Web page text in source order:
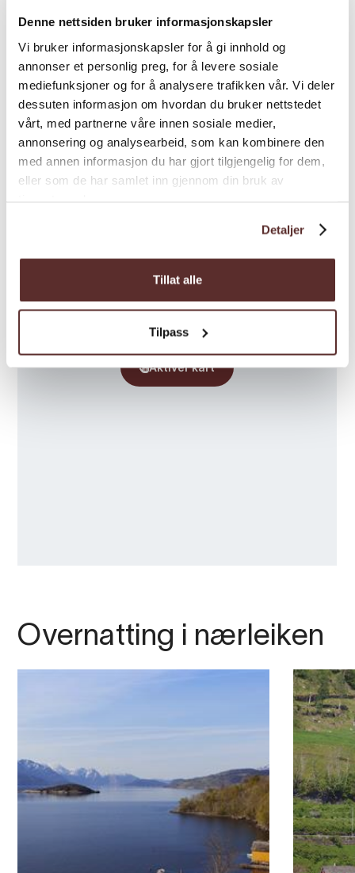
Denne nettsiden bruker informasjonskapsler
Vi bruker informasjonskapsler for å gi innhold og
annonser et personlig preg, for å levere sosiale
mediefunksjoner og for å analysere trafikken vår. Vi deler
dessuten informasjon om hvordan du bruker nettstedet
vårt, med partnerne våre innen sosiale medier,
annonsering og analysearbeid, som kan kombinere den
med annen informasjon du har gjort tilgjengelig for dem,
eller som de har samlet inn gjennom din bruk av
Detaljer
Tillat alle
Tilpass
Kart
Overnatting i nærleiken